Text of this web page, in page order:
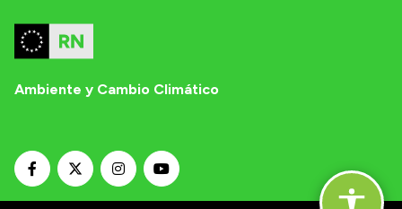
Ambiente y Cambio Climático